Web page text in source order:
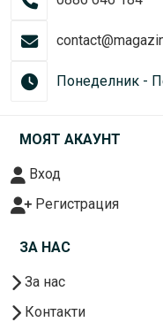
Понеделник -
МОЯТ АКАУНТ
Вход
Регистрация
ЗА НАС
За нас
Контакти